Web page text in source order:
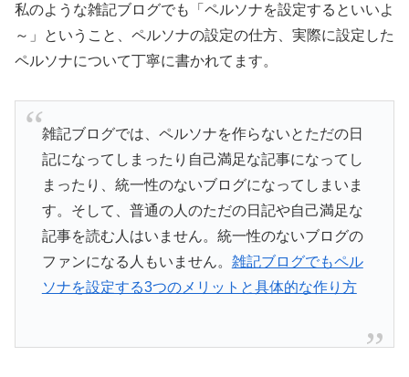
私のような雑記ブログでも「ペルソナを設定するといいよ
～」ということ、ペルソナの設定の仕方、実際に設定した
ペルソナについて丁寧に書かれてます。
雑記ブログでは、ペルソナを作らないとただの日
記になってしまったり自己満足な記事になってし
まったり、統一性のないブログになってしまいま
す。そして、普通の人のただの日記や自己満足な
記事を読む人はいません。統一性のないブログの
ファンになる人もいません。 雑記ブログでもペル
ソナを設定する3つのメリットと具体的な作り方